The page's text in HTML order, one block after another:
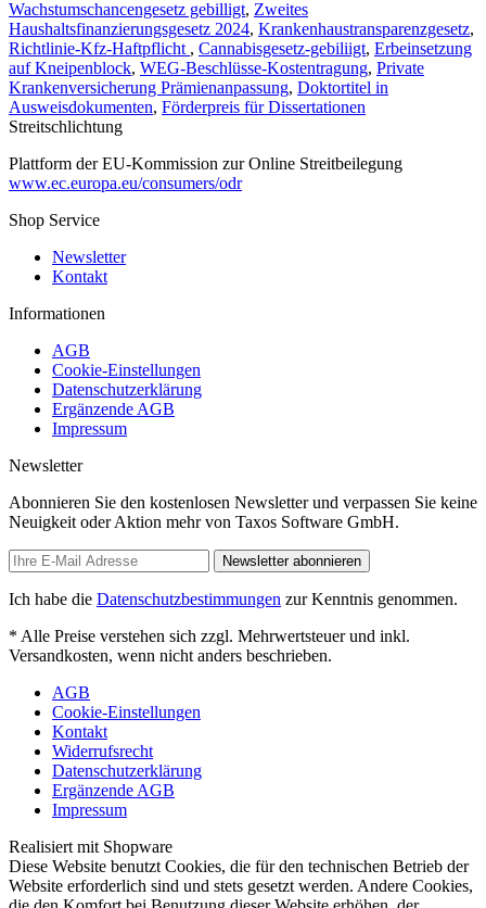
Wachstumschancengesetz gebilligt, Zweites
Haushaltsfinanzierungsgesetz 2024, Krankenhaustransparenzgesetz,
Richtlinie-Kfz-Haftpflicht , Cannabisgesetz-gebiliigt, Erbeinsetzung
auf Kneipenblock, WEG-Beschlüsse-Kostentragung, Private
Krankenversicherung Prämienanpassung, Doktortitel in
Ausweisdokumenten, Förderpreis für Dissertationen
Streitschlichtung
Plattform der EU-Kommission zur Online Streitbeilegung
www.ec.europa.eu/consumers/odr
Shop Service
Newsletter
Kontakt
Informationen
AGB
Cookie-Einstellungen
Datenschutzerklärung
Ergänzende AGB
Impressum
Newsletter
Abonnieren Sie den kostenlosen Newsletter und verpassen Sie keine
Neuigkeit oder Aktion mehr von Taxos Software GmbH.
Newsletter abonnieren
Ich habe die Datenschutzbestimmungen zur Kenntnis genommen.
* Alle Preise verstehen sich zzgl. Mehrwertsteuer und inkl.
Versandkosten, wenn nicht anders beschrieben.
AGB
Cookie-Einstellungen
Kontakt
Widerrufsrecht
Datenschutzerklärung
Ergänzende AGB
Impressum
Realisiert mit Shopware
Diese Website benutzt Cookies, die für den technischen Betrieb der
Website erforderlich sind und stets gesetzt werden. Andere Cookies,